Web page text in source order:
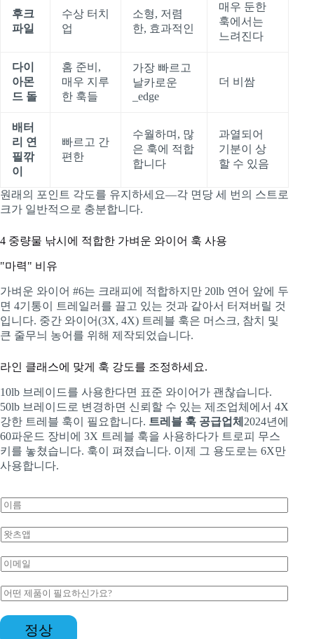
후크
파일
수상 터치
업
소형, 저렴
한, 효과적인
매우 둔한
훅에서는
느려진다
다이
아몬
드 돌
홈 준비,
매우 지루
한 훅들
가장 빠르고
날카로운
_edge
더 비쌈
배터
리 연
필깎
이
빠르고 간
편한
수월하며, 많
은 훅에 적합
합니다
과열되어
기분이 상
할 수 있음
원래의 포인트 각도를 유지하세요—각 면당 세 번의 스트로
크가 일반적으로 충분합니다.
4 중량물 낚시에 적합한 가벼운 와이어 훅 사용
"마력" 비유
가벼운 와이어 #6는 크래피에 적합하지만 20lb 연어 앞에 두
면 4기통이 트레일러를 끌고 있는 것과 같아서 터져버릴 것
입니다. 중간 와이어(3X, 4X) 트레블 훅은 머스크, 참치 및
큰 줄무늬 농어를 위해 제작되었습니다.
라인 클래스에 맞게 훅 강도를 조정하세요.
10lb 브레이드를 사용한다면 표준 와이어가 괜찮습니다.
50lb 브레이드로 변경하면 신뢰할 수 있는 제조업체에서 4X
강한 트레블 훅이 필요합니다. 트레블 훅 공급업체 2024년에
60파운드 장비에 3X 트레블 훅을 사용하다가 트로피 무스
키를 놓쳤습니다. 훅이 펴졌습니다. 이제 그 용도로는 6X만
사용합니다.
*
이
름
*왓
츠
앱
*
이
메
일
*
문
의
*
정상